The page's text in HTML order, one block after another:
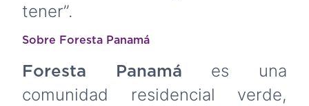
tener”.
Sobre Foresta Panamá
Foresta Panamá es una
comunidad residencial verde,